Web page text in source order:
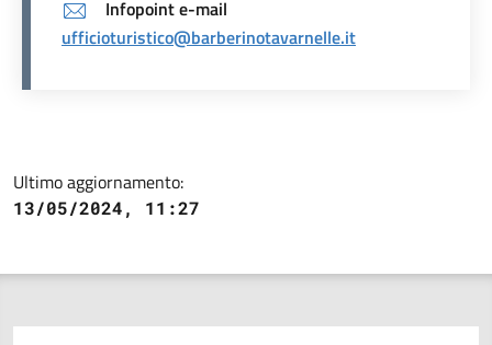
Infopoint e-mail
ufficioturistico@barberinotavarnelle.it
Ultimo aggiornamento:
13/05/2024, 11:27